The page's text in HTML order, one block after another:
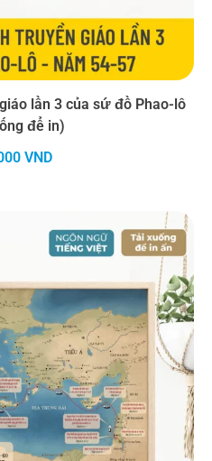
lần 3 của sứ đồ Phao-lô
để in)
VND